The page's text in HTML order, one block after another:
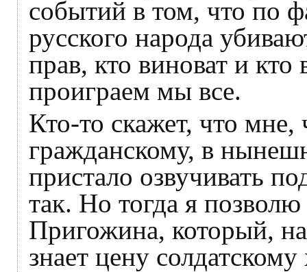
событий в том, что по
русского народа
прав, кто виноват и
проиграем мы все.
Кто-то скажет, что мне,
гражданскому, в
пристало озвучивать
так. Но тогда я
Пригожина, который,
знает цену